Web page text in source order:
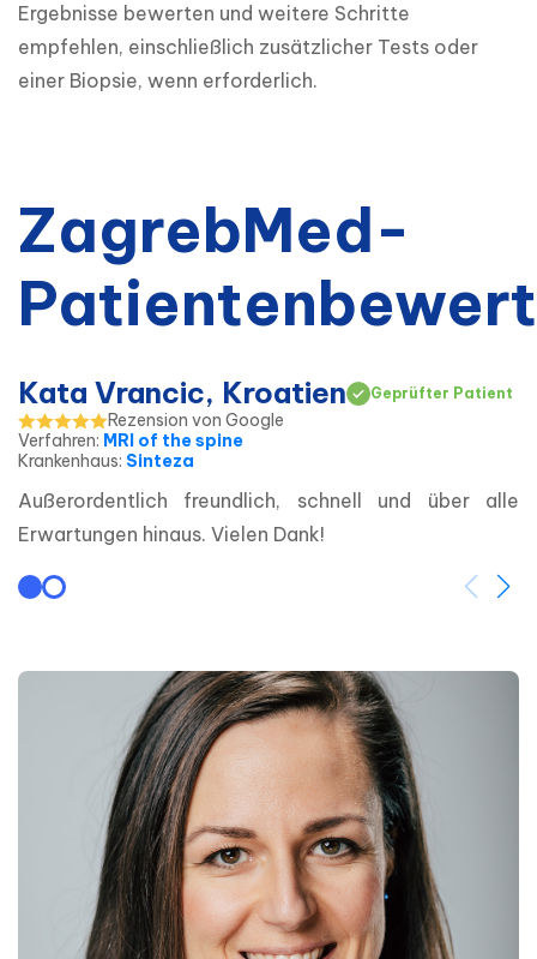
Ergebnisse bewerten und weitere Schritte
empfehlen, einschließlich zusätzlicher Tests oder
einer Biopsie, wenn erforderlich.
ZagrebMed-
Kata Vrancic, Kroatien Geprüfter Patient
Rezension von Google
Verfahren: MRI of the spine
Krankenhaus: Sinteza
Außerordentlich freundlich, schnell und über alle
Erwartungen hinaus. Vielen Dank!